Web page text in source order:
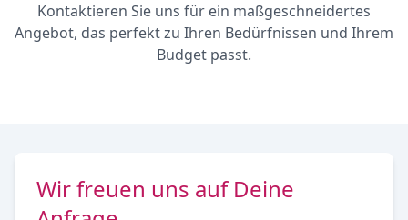
Kontaktieren Sie uns für ein maßgeschneidertes
Angebot, das perfekt zu Ihren Bedürfnissen und Ihrem
Budget passt.
Wir freuen uns auf Deine